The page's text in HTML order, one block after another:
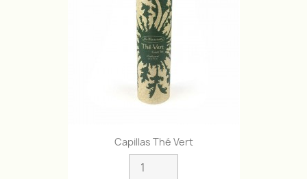
Capillas Thé Vert